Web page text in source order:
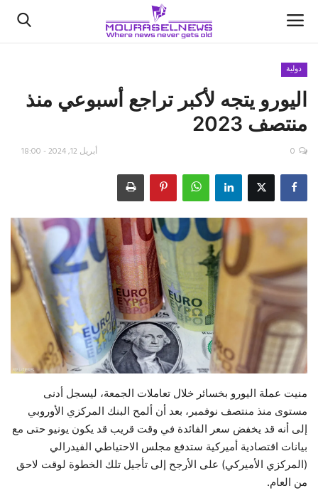
الأخبار
كتّابنا
اقتصاد
علوم وتكنولوجيا
رياضة
فيديو
حياة
دولية
اليورو يتجه لأكبر تراجع أسبوعي منذ
منتصف 2023
أبريل 12, 2024 - 18:00 0
منيت عملة اليورو بخسائر خلال تعاملات الجمعة، ليسجل أدنى
مستوى منذ منتصف نوفمبر، بعد أن ألمح البنك المركزي الأوروبي
إلى أنه قد يخفض سعر الفائدة في وقت قريب قد يكون يونيو حتى مع
بيانات اقتصادية أميركية ستدفع مجلس الاحتياطي الفيدرالي
(المركزي الأميركي) على الأرجح إلى تأجيل تلك الخطوة لوقت لاحق
من العام.